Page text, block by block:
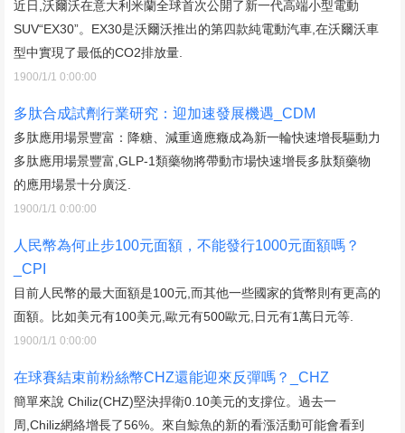
近日,沃爾沃在意大利米蘭全球首次公開了新一代高端小型電動
SUV“EX30”。EX30是沃爾沃推出的第四款純電動汽車,在沃爾沃車
型中實現了最低的CO2排放量.
1900/1/1 0:00:00
多肽合成試劑行業研究：迎加速發展機遇_CDM
多肽應用場景豐富：降糖、減重適應癥成為新一輪快速增長驅動力
多肽應用場景豐富,GLP-1類藥物將帶動市場快速增長多肽類藥物
的應用場景十分廣泛.
1900/1/1 0:00:00
人民幣為何止步100元面額，不能發行1000元面額嗎？
_CPI
目前人民幣的最大面額是100元,而其他一些國家的貨幣則有更高的
面額。比如美元有100美元,歐元有500歐元,日元有1萬日元等.
1900/1/1 0:00:00
在球賽結束前粉絲幣CHZ還能迎來反彈嗎？_CHZ
簡單來說 Chiliz(CHZ)堅決捍衛0.10美元的支撐位。過去一
周,Chiliz網絡增長了56%。來自鯨魚的新的看漲活動可能會看到